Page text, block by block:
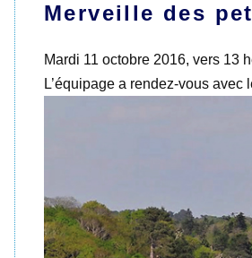
Merveille des
Mardi 11 octobre 2016, vers 13
L’équipage a rendez-vous